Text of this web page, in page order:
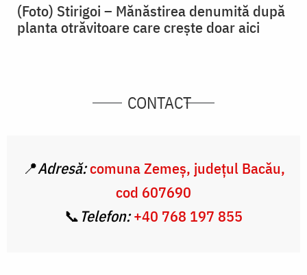
(Foto) Stirigoi – Mănăstirea denumită după
planta otrăvitoare care creşte doar aici
CONTACT
📍Adresă:comuna Zemeș, județul Bacău,
cod 607690
📞 Telefon: +40 768 197 855